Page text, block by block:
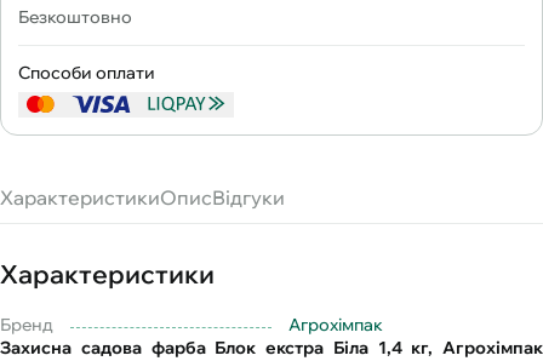
Безкоштовно
Способи оплати
ХарактеристикиОписВідгуки
Характеристики
Бренд
Агрохімпак
Захисна садова фарба Блок екстра Біла 1,4 кг, Агрохімпак